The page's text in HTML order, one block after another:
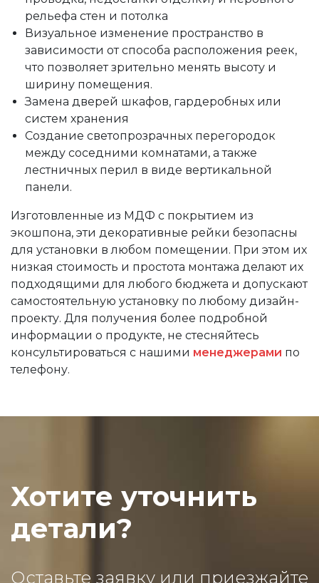
рельефа стен и потолка
Визуальное изменение пространство в
зависимости от способа расположения реек,
что позволяет зрительно менять высоту и
ширину помещения.
Замена дверей шкафов, гардеробных или
систем хранения
Создание светопрозрачных перегородок
между соседними комнатами, а также
лестничных перил в виде вертикальной
панели.
Изготовленные из МДФ с покрытием из
экошпона, эти декоративные рейки безопасны
для установки в любом помещении. При этом их
низкая стоимость и простота монтажа делают их
подходящими для любого бюджета и допускают
самостоятельную установку по любому дизайн-
проекту. Для получения более подробной
информации о продукте, не стесняйтесь
консультироваться с нашими менеджерами по
телефону.
Хотите уточнить
детали?
Оставьте заявку или приезжайте